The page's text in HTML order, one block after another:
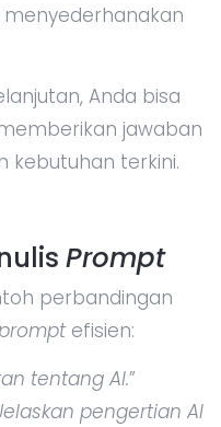
Anda bisa
jawaban
kebutuhan terkini.
Prompt
perbandingan
efisien:
tentang AI.”
pengertian AI